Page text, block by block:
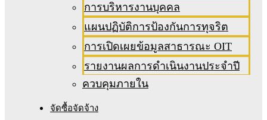
การบริหารงานบุคคล
แผนปฏิบัติการป้องกันการทุจริต
การเปิดเผยข้อมูลสาธารณะ OIT
รายงานผลการดำเนินงานประจำปี
ควบคุมภายใน
จัดซื้อจัดจ้าง